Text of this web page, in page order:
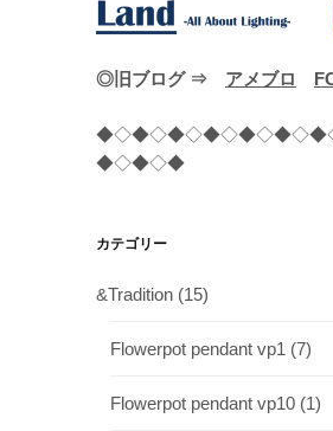
◎旧ブログ ⇒ アメブロ
◆◇◆◇◆
カテゴリー
&Tradition (15)
Flowerpot pendant vp1 (7)
Flowerpot pendant vp10 (1)